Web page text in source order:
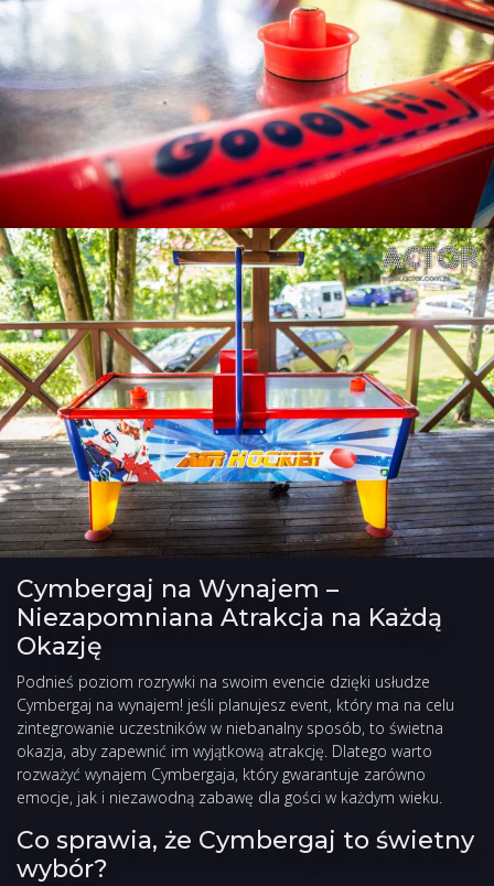
Cymbergaj na Wynajem –
Niezapomniana Atrakcja na Każdą
Okazję
Podnieś poziom rozrywki na swoim evencie dzięki usłudze
Cymbergaj na wynajem! jeśli planujesz event, który ma na celu
zintegrowanie uczestników w niebanalny sposób, to świetna
okazja, aby zapewnić im wyjątkową atrakcję. Dlatego warto
rozważyć wynajem Cymbergaja, który gwarantuje zarówno
emocje, jak i niezawodną zabawę dla gości w każdym wieku.
Co sprawia, że Cymbergaj to świetny
wybór?